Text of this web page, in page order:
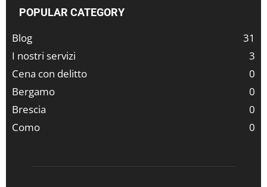
POPULAR CATEGORY
Blog
31
I nostri servizi
3
Cena con delitto
0
Bergamo
0
Brescia
0
Como
0